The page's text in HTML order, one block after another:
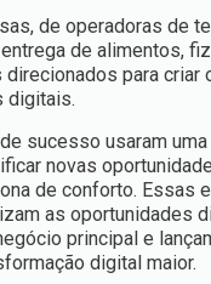
de operadoras de
de alimentos,
para criar
digitais.
sucesso usaram
novas
de conforto. Essas
as oportunidades
principal e
digital maior.